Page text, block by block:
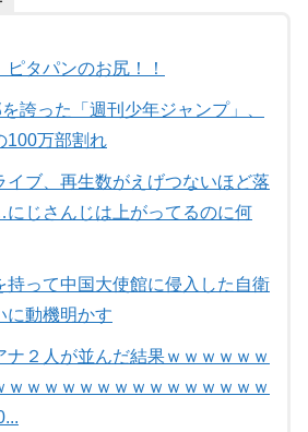
タパンのお尻！！
誇った「週刊少年ジャンプ」、
100万部割れ
イブ、再生数がえげつないほど落
じさんじは上がってるのに何
持って中国大使館に侵入した自衛
に動機明かす
ナ２人が並んだ結果ｗｗｗｗｗｗ
ｗｗｗｗｗｗｗｗｗｗｗｗｗｗｗ